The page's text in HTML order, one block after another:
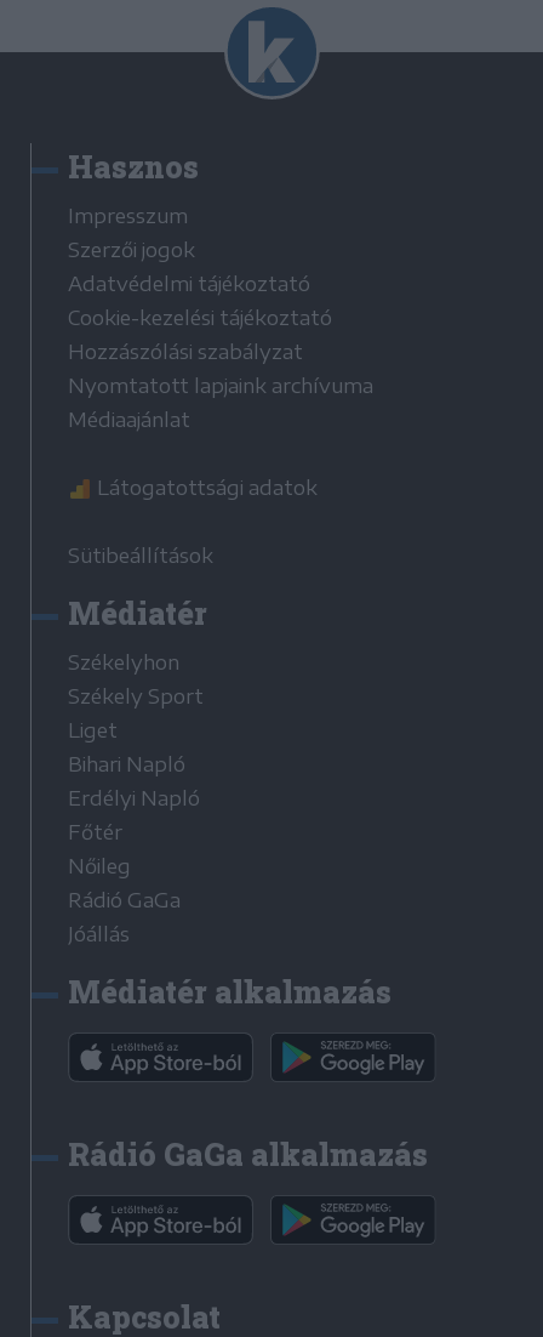
Hasznos
Impresszum
Szerzői jogok
Adatvédelmi tájékoztató
Cookie-kezelési tájékoztató
Hozzászólási szabályzat
Nyomtatott lapjaink archívuma
Médiaajánlat
Látogatottsági adatok
Sütibeállítások
Médiatér
Székelyhon
Székely Sport
Liget
Bihari Napló
Erdélyi Napló
Főtér
Nőileg
Rádió GaGa
Jóállás
Médiatér alkalmazás
Rádió GaGa alkalmazás
Kapcsolat